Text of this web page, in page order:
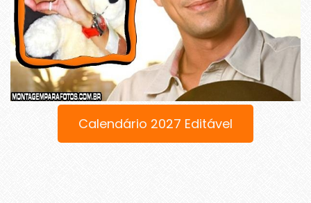
Calendário 2027 Editável